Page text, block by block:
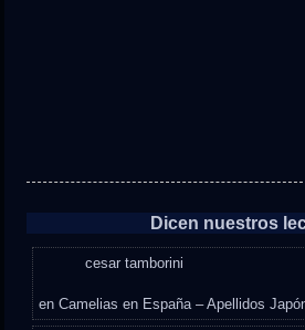
Dicen nuestros
cesar tamborini
enCamelias en España – Apellidos